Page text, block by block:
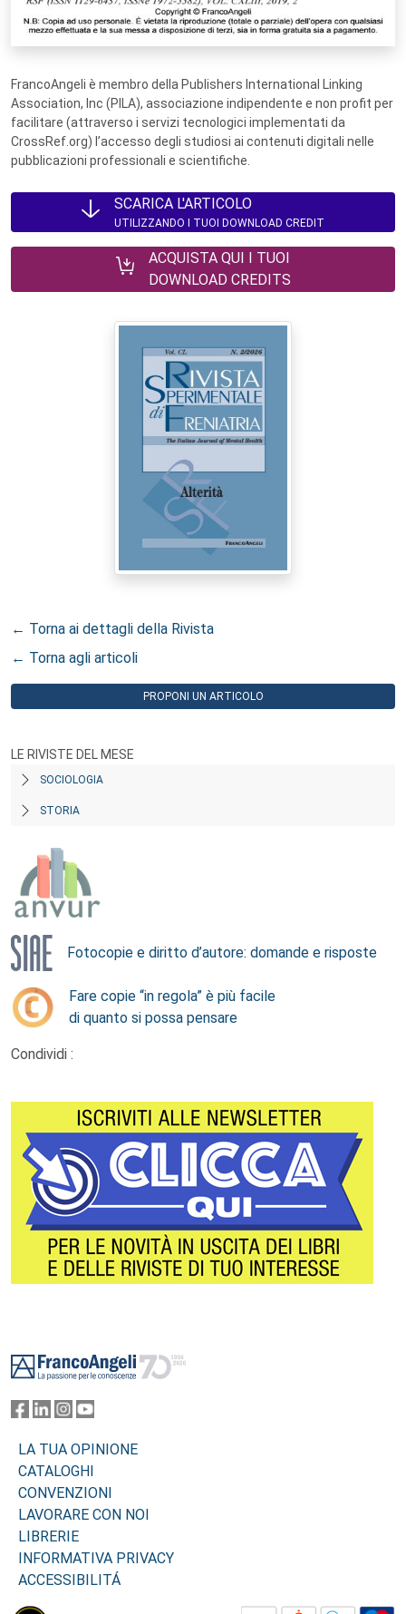
FrancoAngeli è membro della Publishers International Linking
Association, Inc (PILA), associazione indipendente e non profit per
facilitare (attraverso i servizi tecnologici implementati da
CrossRef.org) l’accesso degli studiosi ai contenuti digitali nelle
pubblicazioni professionali e scientifiche.
SCARICA L'ARTICOLO
UTILIZZANDO I TUOI DOWNLOAD CREDIT
ACQUISTA QUI I TUOI
DOWNLOAD CREDITS
← Torna ai dettagli della Rivista
← Torna agli articoli
PROPONI UN ARTICOLO
LE RIVISTE DEL MESE
SOCIOLOGIA
STORIA
Fotocopie e diritto d’autore: domande e risposte
Fare copie “in regola” è più facile
di quanto si possa pensare
Condividi :
LA TUA OPINIONE
CATALOGHI
CONVENZIONI
LAVORARE CON NOI
LIBRERIE
INFORMATIVA PRIVACY
ACCESSIBILITÁ